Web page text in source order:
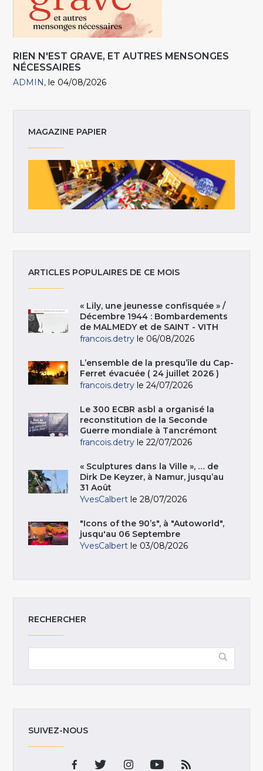
RIEN N'EST GRAVE, ET AUTRES MENSONGES
NÉCESSAIRES
ADMIN le 04/08/2026
MAGAZINE PAPIER
ARTICLES POPULAIRES DE CE MOIS
« Lily, une jeunesse confisquée » /
Décembre 1944 : Bombardements
de MALMEDY et de SAINT - VITH
francois.detry le 06/08/2026
L’ensemble de la presqu’île du Cap-
Ferret évacuée ( 24 juillet 2026 )
francois.detry le 24/07/2026
Le 300 ECBR asbl a organisé la
reconstitution de la Seconde
Guerre mondiale à Tancrémont
francois.detry le 22/07/2026
« Sculptures dans la Ville », … de
Dirk De Keyzer, à Namur, jusqu’au
31 Août
YvesCalbert le 28/07/2026
"Icons of the 90’s", à "Autoworld",
jusqu'au 06 Septembre
YvesCalbert le 03/08/2026
RECHERCHER
SUIVEZ-NOUS